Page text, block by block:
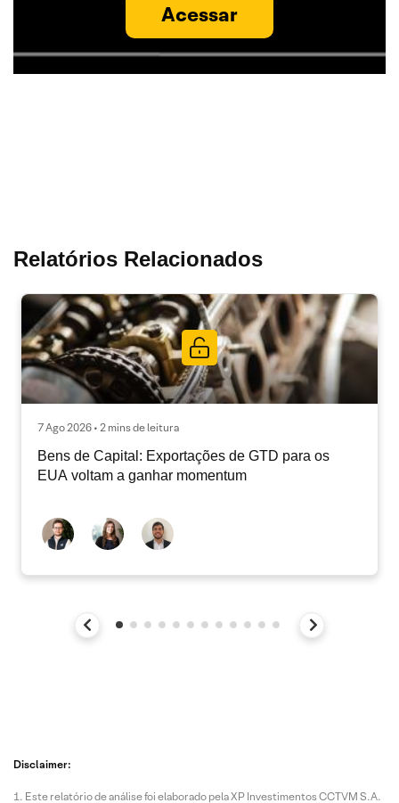
Acessar
Relatórios Relacionados
7 Ago 2026 • 2 mins de leitura
Bens de Capital: Exportações de GTD para os
EUA voltam a ganhar momentum
Disclaimer:
Este relatório de análise foi elaborado pela XP Investimentos CCTVM S.A.